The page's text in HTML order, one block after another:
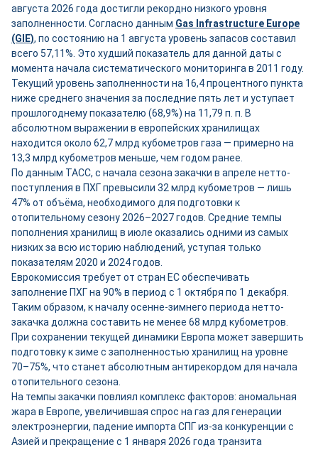
августа 2026 года достигли рекордно низкого уровня
заполненности. Согласно данным Gas Infrastructure Europe
(GIE), по состоянию на 1 августа уровень запасов составил
всего 57,11%. Это худший показатель для данной даты с
момента начала систематического мониторинга в 2011 году.
Текущий уровень заполненности на 16,4 процентного пункта
ниже среднего значения за последние пять лет и уступает
прошлогоднему показателю (68,9%) на 11,79 п. п. В
абсолютном выражении в европейских хранилищах
находится около 62,7 млрд кубометров газа — примерно на
13,3 млрд кубометров меньше, чем годом ранее.
По данным ТАСС, с начала сезона закачки в апреле нетто-
поступления в ПХГ превысили 32 млрд кубометров — лишь
47% от объёма, необходимого для подготовки к
отопительному сезону 2026–2027 годов. Средние темпы
пополнения хранилищ в июле оказались одними из самых
низких за всю историю наблюдений, уступая только
показателям 2020 и 2024 годов.
Еврокомиссия требует от стран ЕС обеспечивать
заполнение ПХГ на 90% в период с 1 октября по 1 декабря.
Таким образом, к началу осенне-зимнего периода нетто-
закачка должна составить не менее 68 млрд кубометров.
При сохранении текущей динамики Европа может завершить
подготовку к зиме с заполненностью хранилищ на уровне
70–75%, что станет абсолютным антирекордом для начала
отопительного сезона.
На темпы закачки повлиял комплекс факторов: аномальная
жара в Европе, увеличившая спрос на газ для генерации
электроэнергии, падение импорта СПГ из-за конкуренции с
Азией и прекращение с 1 января 2026 года транзита